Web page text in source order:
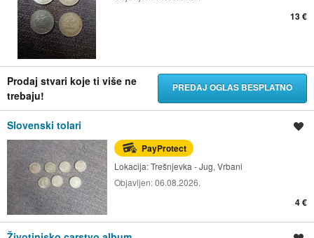
13 €
Prodaj stvari koje ti više ne
trebaju!
PREDAJ OGLAS BESPLATNO
Slovenski tolari
PayProtect
Lokacija:Trešnjevka - Jug, Vrbani
Objavljen:06.08.2026.
4 €